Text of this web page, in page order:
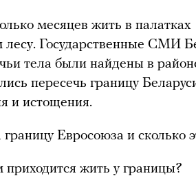
месяцев жить в палатках
лесу. Государственные СМИ
тела были найдены в
пересечь границу
и истощения.
Евросоюза и сколько
жить у границы?